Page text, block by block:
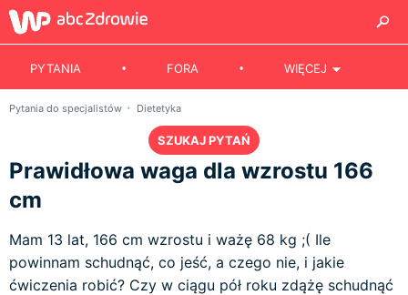
PYTANIA FORA WIĘCEJ
Pytania do specjalistów Dietetyka
SZUKAJ PYTAŃ
Prawidłowa waga dla wzrostu 166
cm
Mam 13 lat, 166 cm wzrostu i ważę 68 kg ;( Ile
powinnam schudnąć, co jeść, a czego nie, i jakie
ćwiczenia robić? Czy w ciągu pół roku zdążę schudnąć